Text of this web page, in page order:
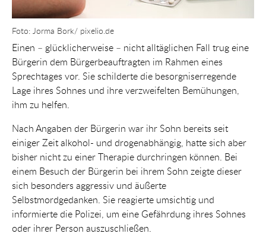
Foto: Jorma Bork/ pixelio.de
Einen – glücklicherweise – nicht alltäglichen Fall trug eine
Bürgerin dem Bürgerbeauftragten im Rahmen eines
Sprechtages vor. Sie schilderte die besorgniserregende
Lage ihres Sohnes und ihre verzweifelten Bemühungen,
ihm zu helfen.
Nach Angaben der Bürgerin war ihr Sohn bereits seit
einiger Zeit alkohol- und drogenabhängig, hatte sich aber
bisher nicht zu einer Therapie durchringen können. Bei
einem Besuch der Bürgerin bei ihrem Sohn zeigte dieser
sich besonders aggressiv und äußerte
Selbstmordgedanken. Sie reagierte umsichtig und
informierte die Polizei, um eine Gefährdung ihres Sohnes
oder ihrer Person auszuschließen.